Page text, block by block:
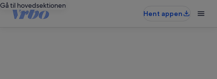
Gå til hovedsektionen
Hent appen